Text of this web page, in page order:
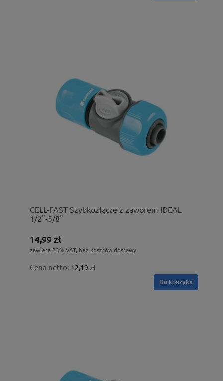
CELL-FAST Szybkozłącze z zaworem IDEAL
1/2"-5/8"
14,99 zł
zawiera 23% VAT, bez kosztów dostawy
Cena netto: 12,19 zł
Do koszyka